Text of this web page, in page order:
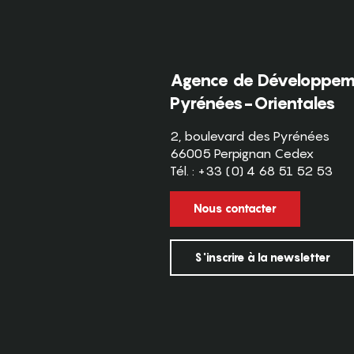
Agence de
Pyrénées-Orientales
2, boulevard des Pyrénées
66005 Perpignan Cedex
Tél. : +33 (0) 4 68 51 52 53
Nous contacter
S'inscrire à la newsletter